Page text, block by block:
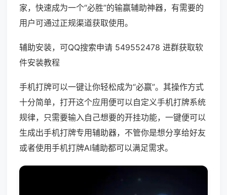
家，快速成为一个“必胜”的输赢辅助神器，有需要的
用户可通过正规渠道获取使用。
辅助安装，可QQ搜索申请 549552478 进群获取软
件安装教程
手机打牌可以一键让你轻松成为“必赢”。其操作方式
十分简单，打开这个应用便可以自定义手机打牌系统
规律，只需要输入自己想要的开挂功能，一键便可以
生成出手机打牌专用辅助器，不管你是想分享给好友
或者使用手机打牌AI辅助都可以满足需求。